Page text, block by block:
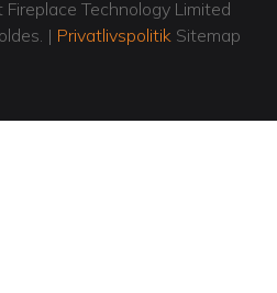
Technology Limited
| Privatlivspolitik Sitemap